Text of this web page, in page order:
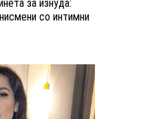
за изнуда:
со интимни